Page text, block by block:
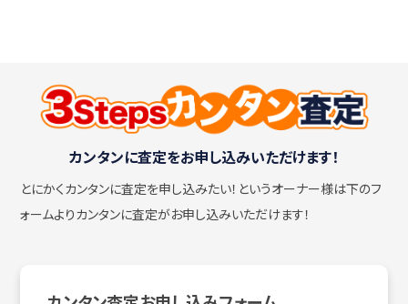
カンタンに査定をお申し込みいただけます！
とにかくカンタンに査定を申し込みたい！ というオーナー様は下のフ
ォームよりカンタンに査定がお申し込みいただけます！